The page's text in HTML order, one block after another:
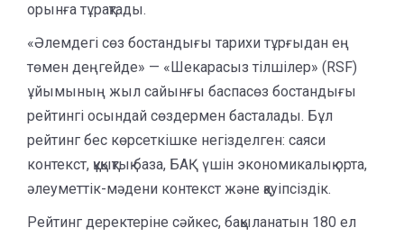
орынға тұрақтады.
«Әлемдегі сөз бостандығы тарихи тұрғыдан ең
төмен деңгейде» — «Шекарасыз тілшілер» (RSF)
ұйымының жыл сайынғы баспасөз бостандығы
рейтингі осындай сөздермен басталады. Бұл
рейтинг бес көрсеткішке негізделген: саяси
контекст, құқықтық база, БАҚ үшін экономикалық орта,
әлеуметтік-мәдени контекст және қауіпсіздік.
Рейтинг деректеріне сәйкес, бақыланатын 180 ел